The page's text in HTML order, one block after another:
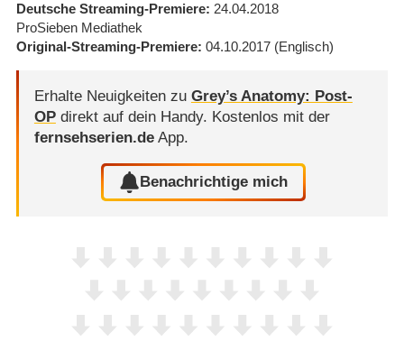
Deutsche Streaming-Premiere 24.04.2018
ProSieben Mediathek
Original-Streaming-Premiere 04.10.2017 (Englisch)
Erhalte Neuigkeiten zu Grey’s Anatomy: Post-
OPdirekt auf dein Handy. Kostenlos mit der
fernsehserien.deApp.
Benachrichtige mich